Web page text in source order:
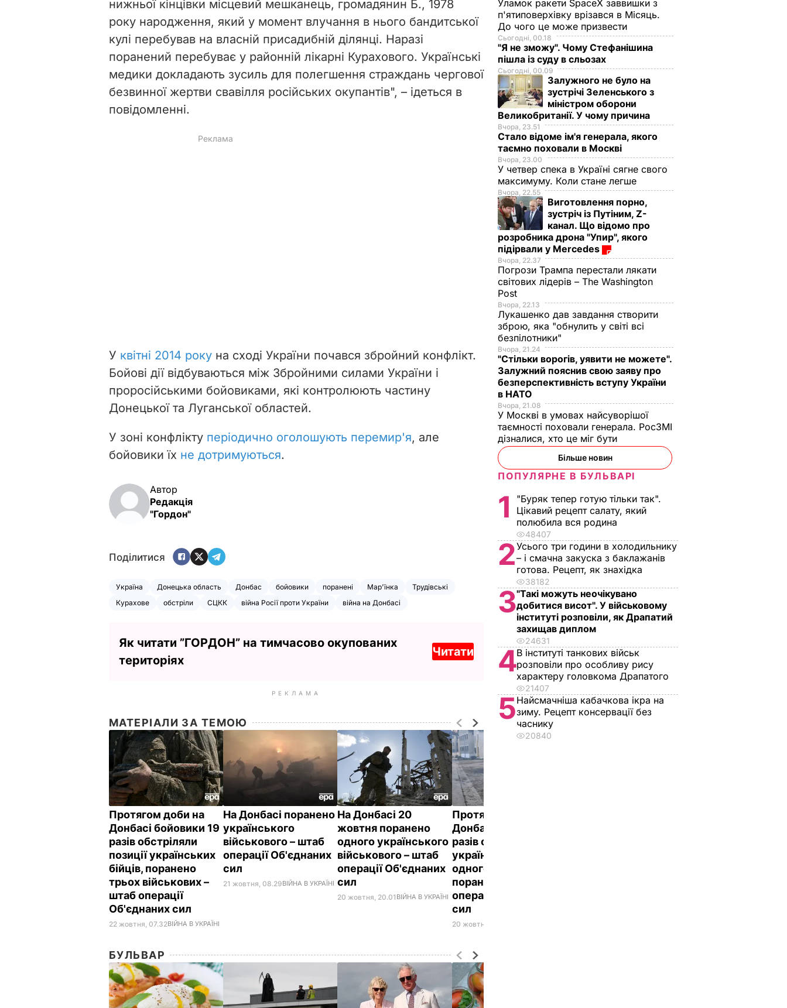
нижньої кінцівки місцевий мешканець, громадянин Б., 1978
року народження, який у момент влучання в нього бандитської
кулі перебував на власній присадибній ділянці. Наразі
поранений перебуває у районній лікарні Курахового. Українські
медики докладають зусиль для полегшення страждань чергової
безвинної жертви свавілля російських окупантів", – ідеться в
повідомленні.
У квітні 2014 року на сході України почався збройний конфлікт.
Бойові дії відбуваються між Збройними силами України і
проросійськими бойовиками, які контролюють частину
Донецької та Луганської областей.
У зоні конфлікту періодично оголошують перемир'я, але
бойовикиїх не дотримуються.
Автор
Редакція
"Гордон"
Поділитися
Україна Донецька область Донбас бойовики поранені Мар'їнка
Трудівські
Курахове
обстріли СЦКК війна Росії проти України війна на Донбасі
Як читати ”ГОРДОН” на тимчасово окупованих
територіях
Читати
РЕКЛАМА
МАТЕРІАЛИ ЗА ТЕМОЮ
Протягом доби на
Донбасі бойовики 19
разів обстріляли
позиції українських
бійців, поранено
трьох військових –
штаб операції
Об'єднаних сил
22 жовтня, 07.32ВІЙНА В УКРАЇНІ
На Донбасі поранено
українського
військового – штаб
операції Об'єднаних
сил
21 жовтня, 08.29ВІЙНА В УКРАЇНІ
На Донбасі 20
жовтня поранено
одного українського
військового – штаб
операції Об'єднаних
сил
20 жовтня, 20.01 ВІЙНА В УКРАЇНІ
Протягом доби на
Донбасі бойовики 16
разів обстріляли
українські позиції,
одного військового
поранено – штаб
операції Об'єднаних
сил
20 жовтня, 08.01
БУЛЬВАР
Уламок ракети SpaceX заввишки з
п'ятиповерхівку врізався в Місяць.
До чого це може призвести
Сьогодні, 00.18
"Я не зможу". Чому Стефанішина
пішла із суду в сльозах
Сьогодні, 00.09
Залужного не було на
зустрічі Зеленського з
міністром оборони
Великобританії. У чому причина
Вчора, 23.51
Стало відоме ім'я генерала, якого
таємно поховали в Москві
Вчора, 23.00
У четвер спека в Україні сягне свого
максимуму. Коли стане легше
Вчора, 22.55
Виготовлення порно,
зустріч із Путіним, Z-
канал. Що відомо про
розробника дрона "Упир", якого
підірвали у Mercedes
Вчора, 22.37
Погрози Трампа перестали лякати
світових лідерів – The Washington
Post
Вчора, 22.13
Лукашенко дав завдання створити
зброю, яка "обнулить у світі всі
безпілотники"
Вчора, 21.24
"Стільки ворогів, уявити не можете".
Залужний пояснив свою заяву про
безперспективність вступу України
в НАТО
Вчора, 21.08
У Москві в умовах найсуворішої
таємності поховали генерала. РосЗМІ
дізналися, хто це міг бути
Більше новин
ПОПУЛЯРНЕ В БУЛЬВАРІ
1
"Буряк тепер готую тільки так".
Цікавий рецепт салату, який
полюбила вся родина
48407
2Усього три години в холодильнику
– і смачна закуска з баклажанів
готова. Рецепт, як знахідка
38182
3"Такі можуть неочікувано
добитися висот". У військовому
інституті розповіли, як Драпатий
захищав диплом
24631
4В інституті танкових військ
розповіли про особливу рису
характеру головкома Драпатого
21407
5Найсмачніша кабачкова ікра на
зиму. Рецепт консервації без
часнику
20840